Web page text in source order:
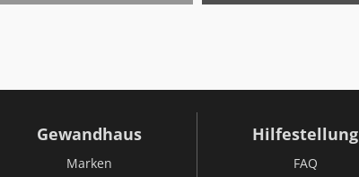
Gewandhaus
Marken
Hilfestellung
FAQ